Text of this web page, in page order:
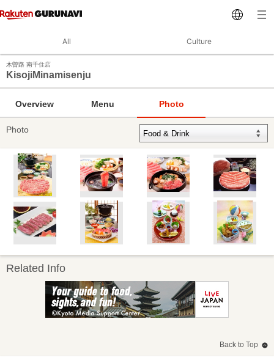
All Culture
木曽路 南千住店
KisojiMinamisenju
Overview Menu Photo
Photo
Related Info
Back to Top